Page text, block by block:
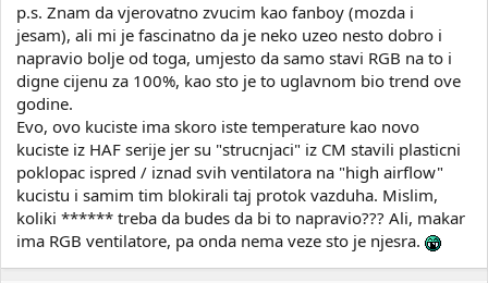
p.s. Znam da vjerovatno zvucim kao fanboy (mozda i
jesam), ali mi je fascinatno da je neko uzeo nesto dobro i
napravio bolje od toga, umjesto da samo stavi RGB na to i
digne cijenu za 100%, kao sto je to uglavnom bio trend ove
godine.
Evo, ovo kuciste ima skoro iste temperature kao novo
kuciste iz HAF serije jer su "strucnjaci" iz CM stavili plasticni
poklopac ispred / iznad svih ventilatora na "high airflow"
kucistu i samim tim blokirali taj protok vazduha. Mislim,
koliki ****** treba da budes da bi to napravio??? Ali, makar
ima RGB ventilatore, pa onda nema veze sto je njesra.